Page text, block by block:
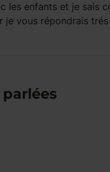
les enfants et je sais
je vous répondrais